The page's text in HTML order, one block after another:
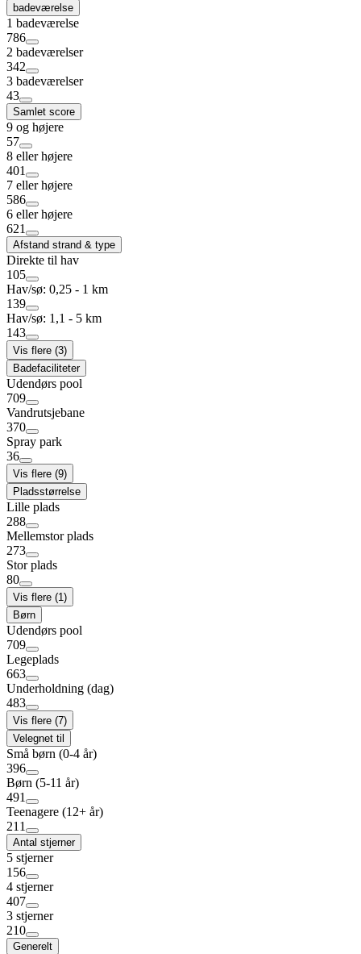
badeværelse
1 badeværelse
786
2 badeværelser
342
3 badeværelser
43
Samlet score
9 og højere
57
8 eller højere
401
7 eller højere
586
6 eller højere
621
Afstand strand & type
Direkte til hav
105
Hav/sø: 0,25 - 1 km
139
Hav/sø: 1,1 - 5 km
143
Vis flere (3)
Badefaciliteter
Udendørs pool
709
Vandrutsjebane
370
Spray park
36
Vis flere (9)
Pladsstørrelse
Lille plads
288
Mellemstor plads
273
Stor plads
80
Vis flere (1)
Børn
Udendørs pool
709
Legeplads
663
Underholdning (dag)
483
Vis flere (7)
Velegnet til
Små børn (0-4 år)
396
Børn (5-11 år)
491
Teenagere (12+ år)
211
Antal stjerner
5 stjerner
156
4 stjerner
407
3 stjerner
210
Generelt